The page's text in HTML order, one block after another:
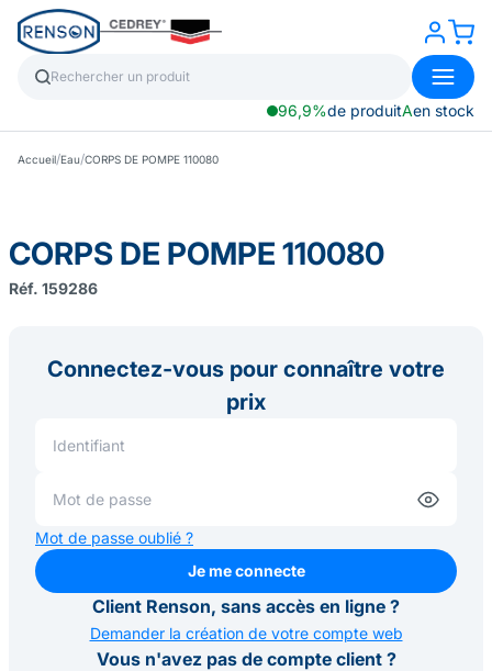
96,9%de produitAen stock
Accueil/Eau/CORPS DE POMPE 110080
CORPS DE POMPE 110080
Réf. 159286
Connectez-vous pour connaître votre
prix
Mot de passe oublié ?
Je me connecte
Je me connecte
Client Renson, sans accès en ligne ?
Demander la création de votre compte web
Vous n'avez pas de compte client ?